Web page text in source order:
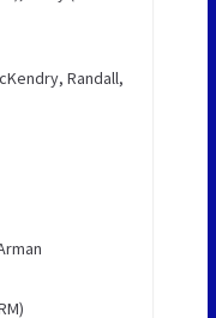
Randall,